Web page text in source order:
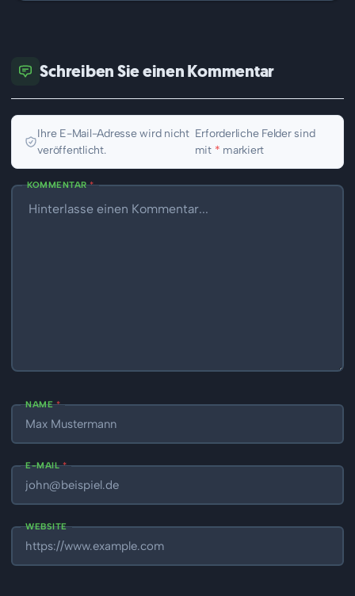
Schreiben Sie einen Kommentar
Ihre E-Mail-Adresse wird nicht
veröffentlicht.
Erforderliche Felder sind
mit * markiert
KOMMENTAR*
NAME*
E-MAIL*
WEBSITE